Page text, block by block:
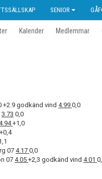
SENIOR
Kalender Medlemmar
+2.9 godkänd vind 4.99 0,0
3.73 0,0
+1,0
+0,4
074.17 0,0
07 4.05 +2,3 godkänd vind 4.01